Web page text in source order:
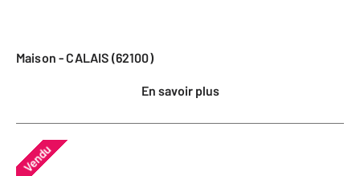
Maison - CALAIS (62100)
En savoir plus
Vendu